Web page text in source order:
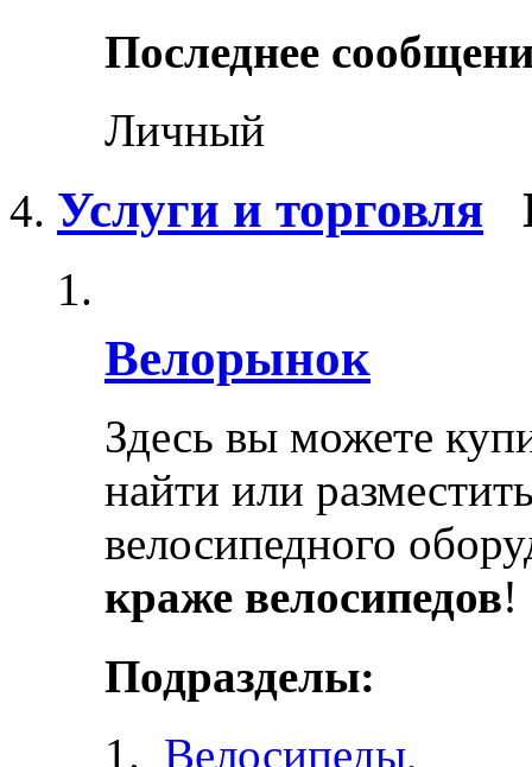
Последнее
Личный
Услуги и торговля
Велорынок
Здесь вы можете
найти или
велосипедного
краже велосипедов!
Подразделы:
Велосипеды,